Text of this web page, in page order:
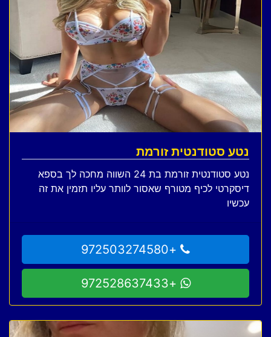
נטע סטודנטית זורמת
נטע סטודנטית זורמת בת 24 השווה מחכה לך בספא
דיסקרטי לכיף מטורף שאסור לוותר עליו תזמין את זה
עכשיו
+972503274580
+972528637433